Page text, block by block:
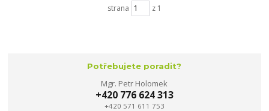
strana z 1
Potřebujete poradit?
Mgr. Petr Holomek
+420 776 624 313
+420 571 611 753